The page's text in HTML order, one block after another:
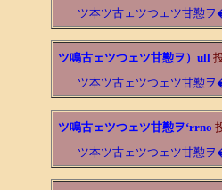
ツ本ツ古ェツつェツ甘懃
ツ鳴古ェツつェツ甘懃ヲ）ull
ツ本ツ古ェツつェツ甘懃
ツ鳴古ェツつェツ甘懃ヲ‘rrno
ツ本ツ古ェツつェツ甘懃